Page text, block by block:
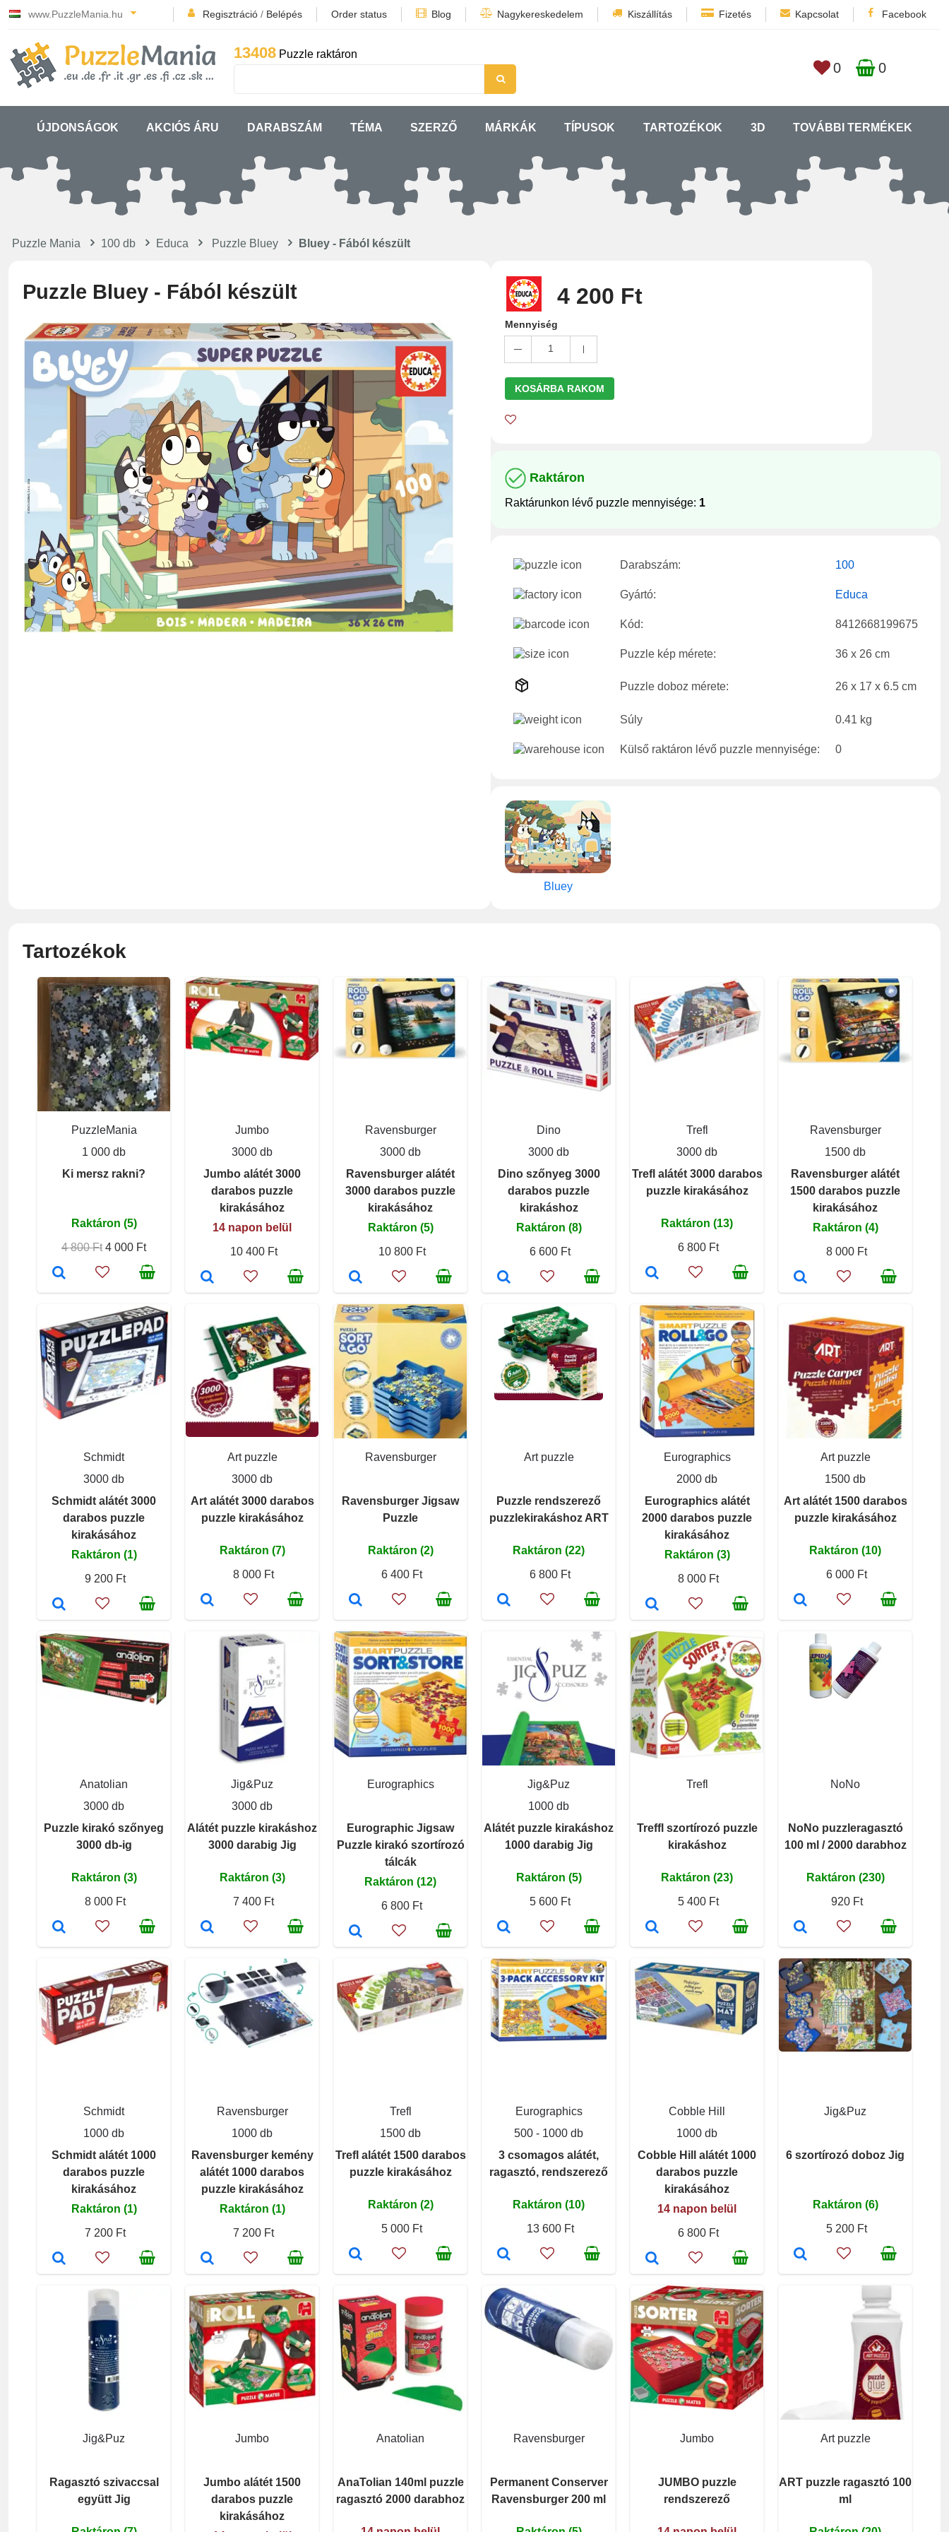
www.PuzzleMania.hu Regisztráció / Belépés Order status Blog Nagykereskedelem Kiszállítás Fizetés Kapcsolat Facebook
13408 Puzzle raktáron
0 0
ÚJDONSÁGOK AKCIÓS ÁRU DARABSZÁM TÉMA SZERZŐ MÁRKÁK TÍPUSOK TARTOZÉKOK 3D TOVÁBBI TERMÉKEK
Puzzle Mania 100 db Educa Puzzle Bluey Bluey - Fából készült
Puzzle Bluey - Fából készült 4 200 Ft
Mennyiség
1
KOSÁRBA RAKOM
Raktáron
Raktárunkon lévő puzzle mennyisége: 1
Darabszám: 100
Gyártó: Educa
Kód: 8412668199675
Puzzle kép mérete: 36 x 26 cm
Puzzle doboz mérete: 26 x 17 x 6.5 cm
Súly 0.41 kg
Külső raktáron lévő puzzle mennyisége: 0
Bluey
Tartozékok
PuzzleMania
1 000 db
Ki mersz rakni?
Raktáron (5)
4 800 Ft 4 000 Ft
Jumbo
3000 db
Jumbo alátét 3000
darabos puzzle
kirakásához
14 napon belül
10 400 Ft
Ravensburger
3000 db
Ravensburger alátét
3000 darabos puzzle
kirakásához
Raktáron (5)
10 800 Ft
Dino
3000 db
Dino szőnyeg 3000
darabos puzzle
kirakáshoz
Raktáron (8)
6 600 Ft
Trefl
3000 db
Trefl alátét 3000 darabos
puzzle kirakásához
Raktáron (13)
6 800 Ft
Ravensburger
1500 db
Ravensburger alátét
1500 darabos puzzle
kirakásához
Raktáron (4)
8 000 Ft
Schmidt
3000 db
Schmidt alátét 3000
darabos puzzle
kirakásához
Raktáron (1)
9 200 Ft
Art puzzle
3000 db
Art alátét 3000 darabos
puzzle kirakásához
Raktáron (7)
8 000 Ft
Ravensburger
Ravensburger Jigsaw
Puzzle
Raktáron (2)
6 400 Ft
Art puzzle
Puzzle rendszerező
puzzlekirakáshoz ART
Raktáron (22)
6 800 Ft
Eurographics
2000 db
Eurographics alátét
2000 darabos puzzle
kirakásához
Raktáron (3)
8 000 Ft
Art puzzle
1500 db
Art alátét 1500 darabos
puzzle kirakásához
Raktáron (10)
6 000 Ft
Anatolian
3000 db
Puzzle kirakó szőnyeg
3000 db-ig
Raktáron (3)
8 000 Ft
Jig&Puz
3000 db
Alátét puzzle kirakáshoz
3000 darabig Jig
Raktáron (3)
7 400 Ft
Eurographics
Eurographic Jigsaw
Puzzle kirakó szortírozó
tálcák
Raktáron (12)
6 800 Ft
Jig&Puz
1000 db
Alátét puzzle kirakáshoz
1000 darabig Jig
Raktáron (5)
5 600 Ft
Trefl
Treffl szortírozó puzzle
kirakáshoz
Raktáron (23)
5 400 Ft
NoNo
NoNo puzzleragasztó
100 ml / 2000 darabhoz
Raktáron (230)
920 Ft
Schmidt
1000 db
Schmidt alátét 1000
darabos puzzle
kirakásához
Raktáron (1)
7 200 Ft
Ravensburger
1000 db
Ravensburger kemény
alátét 1000 darabos
puzzle kirakásához
Raktáron (1)
7 200 Ft
Trefl
1500 db
Trefl alátét 1500 darabos
puzzle kirakásához
Raktáron (2)
5 000 Ft
Eurographics
500 - 1000 db
3 csomagos alátét,
ragasztó, rendszerező
Raktáron (10)
13 600 Ft
Cobble Hill
1000 db
Cobble Hill alátét 1000
darabos puzzle
kirakásához
14 napon belül
6 800 Ft
Jig&Puz
6 szortírozó doboz Jig
Raktáron (6)
5 200 Ft
Jig&Puz
Ragasztó szivaccsal
együtt Jig
Jumbo
Jumbo alátét 1500
darabos puzzle
kirakásához
Anatolian
AnaTolian 140ml puzzle
ragasztó 2000 darabhoz
Ravensburger
Permanent Conserver
Ravensburger 200 ml
Jumbo
JUMBO puzzle
rendszerező
Art puzzle
ART puzzle ragasztó 100
ml